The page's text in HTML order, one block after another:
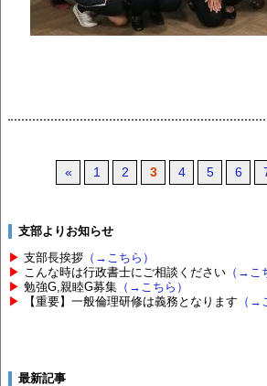
« 1 2 3 4 5 6
支部よりお知らせ
▶ 支部長挨拶 （→こちら）
▶ こんな時は行政書士にご相談ください （→こ
▶ 勉強G,親睦G募集 （→こちら）
▶
【重要】一般倫理研修は義務となります （→
最新記事